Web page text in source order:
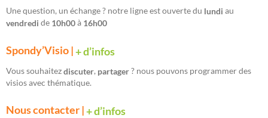
Une question, un échange ? notre ligne est ouverte du lundi au
vendredi de 10h00à 16h00
Spondy’Visio |+ d’infos
Vous souhaitezdiscuter, partager? nous pouvons programmer des
visios avec thématique.
Nous contacter |+ d’infos